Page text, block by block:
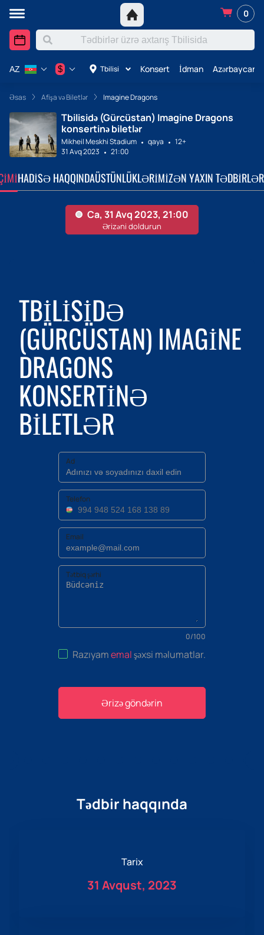
0
Tbilisi Konsert İdman
AZ $
Əsas Afişa və Biletlər Imagine Dragons
Tbilisidə (Gürcüstan) Imagine Dragons
konsertinə biletlər
Mikheil Meskhi Stadium qaya
12+
31 Avq 2023
21:00
HADISƏ HAQQINDAÜSTÜNLÜKLƏRIMIZƏN YAXIN TƏDBIRLƏR
TBILISIDƏ
(GÜRCÜSTAN) IMAGINE
DRAGONS
KONSERTINƏ
BILETLƏR
Ad
Telefon
Email
Tətbiq şərhi
0/100
Razıyamemalşəxsi məlumatlar.
Ərizə göndərin
Tədbir haqqında
Tarix
31 Avqust, 2023